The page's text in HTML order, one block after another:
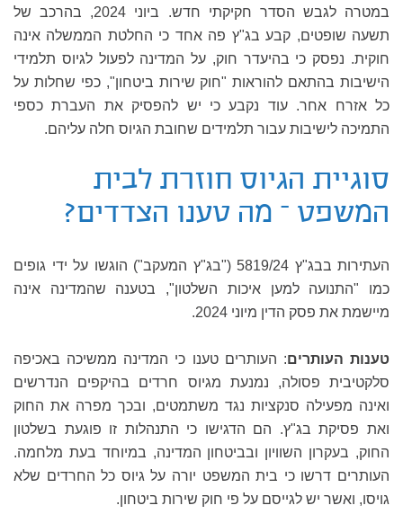
במטרה לגבש הסדר חקיקתי חדש. ביוני 2024, בהרכב של
תשעה שופטים, קבע בג"ץ פה אחד כי החלטת הממשלה אינה
חוקית. נפסק כי בהיעדר חוק, על המדינה לפעול לגיוס תלמידי
הישיבות בהתאם להוראות "חוק שירות ביטחון", כפי שחלות על
כל אזרח אחר. עוד נקבע כי יש להפסיק את העברת כספי
התמיכה לישיבות עבור תלמידים שחובת הגיוס חלה עליהם.
סוגיית הגיוס חוזרת לבית
המשפט – מה טענו הצדדים?
העתירות בבג"ץ 5819/24 ("בג"ץ המעקב") הוגשו על ידי גופים
כמו "התנועה למען איכות השלטון", בטענה שהמדינה אינה
מיישמת את פסק הדין מיוני 2024.
טענות העותרים: העותרים טענו כי המדינה ממשיכה באכיפה
סלקטיבית פסולה, נמנעת מגיוס חרדים בהיקפים הנדרשים
ואינה מפעילה סנקציות נגד משתמטים, ובכך מפרה את החוק
ואת פסיקת בג"ץ. הם הדגישו כי התנהלות זו פוגעת בשלטון
החוק, בעקרון השוויון ובביטחון המדינה, במיוחד בעת מלחמה.
העותרים דרשו כי בית המשפט יורה על גיוס כל החרדים שלא
גויסו, ואשר יש לגייסם על פי חוק שירות ביטחון.